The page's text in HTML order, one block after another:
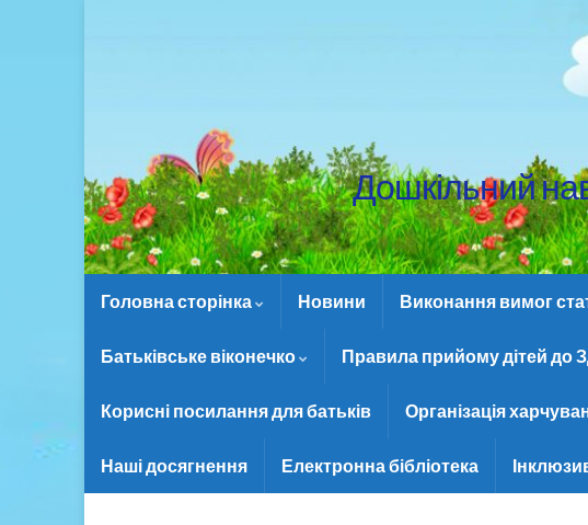
Дошкільний
Головна сторінка Новини Виконання вимог
Батьківське віконечко Правила прийому дітей до
Корисні посилання для батьків Організація
Наші досягнення Електронна бібліотека